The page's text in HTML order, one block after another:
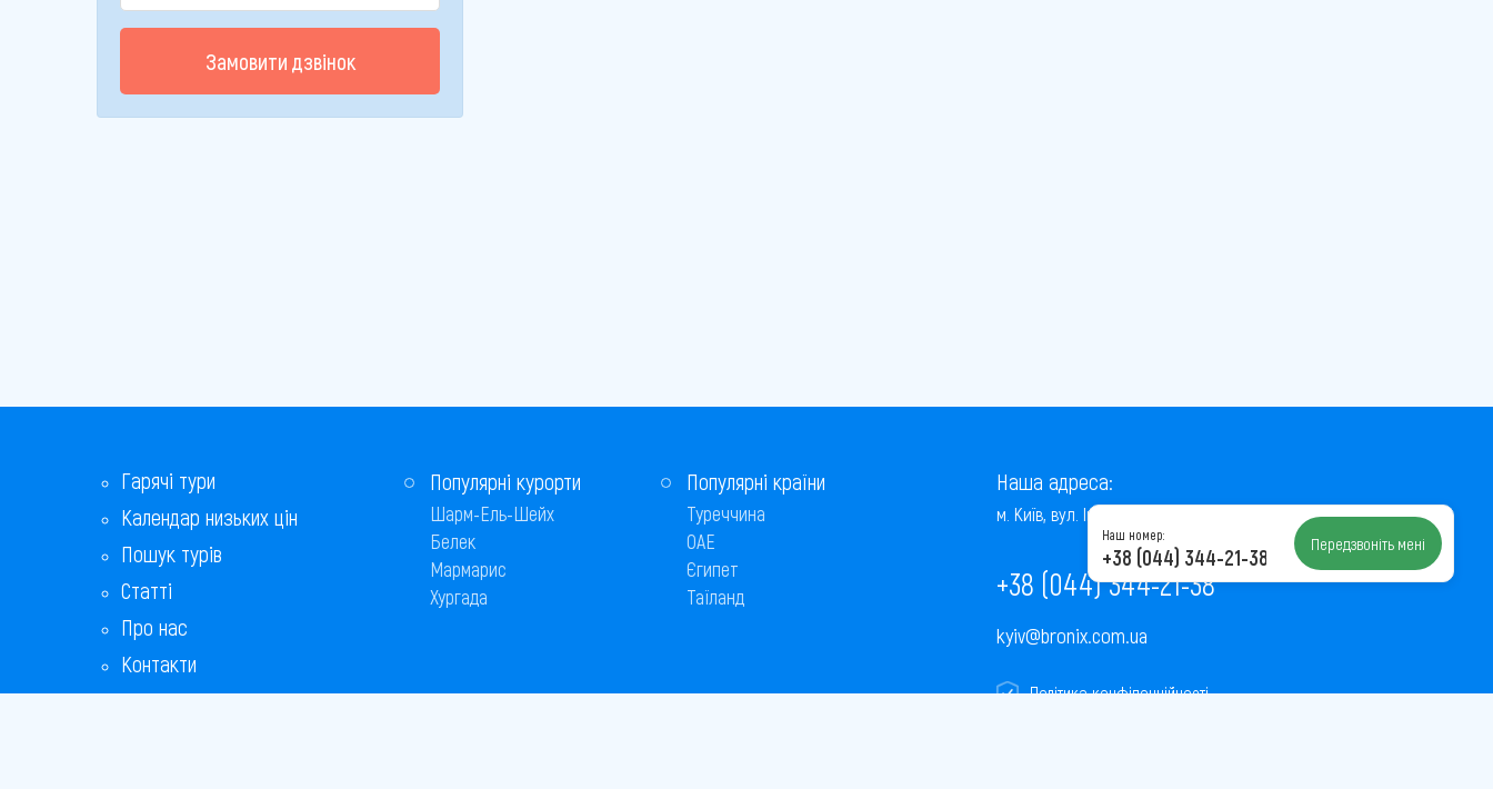
Замовити дзвінок
Гарячі тури
Календар низьких цін
Пошук турів
Статті
Про нас
Контакти
Бонусна програма
Популярні курорти
Шарм-Ель-Шейх
Белек
Мармарис
Хургада
Популярні країни
Туреччина
ОАЕ
Єгипет
Таїланд
Наша адреса:
м. Київ, вул. Інститутська, 22/7, оф. 41
+38 (044) 344-21-38
kyiv@bronix.com.ua
Політика конфіденційності
Наш номер:
+38 (044) 344-21-38 Передзвоніть мені